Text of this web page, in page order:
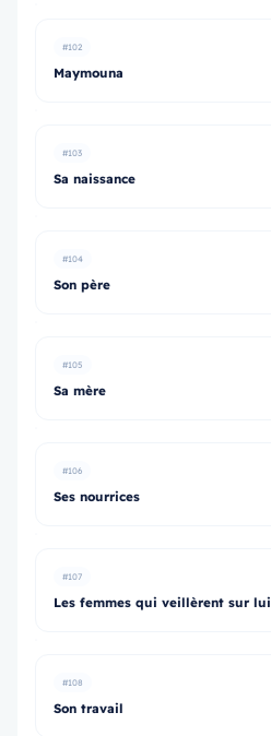
#102
Maymouna
#103
Sa naissance
#104
Son père
#105
Sa mère
#106
Ses nourrices
#107
Les femmes qui veillèrent sur lui
#108
Son travail